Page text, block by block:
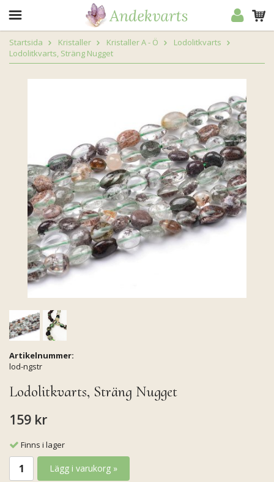
Startsida Kristaller Kristaller A - Ö
Lodolitkvarts
Lodolitkvarts, Sträng Nugget
Artikelnummer:
lod-ngstr
Lodolitkvarts, Sträng Nugget
159 kr
Finns i lager
Lägg i varukorg »